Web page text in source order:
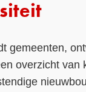
gemeenten,
overzicht van